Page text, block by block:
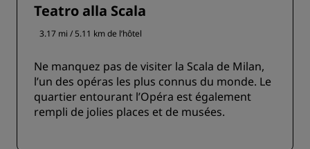
Teatro alla Scala
3.17 mi / 5.11 km de l’hôtel
Ne manquez pas de visiter la Scala de Milan,
l’un des opéras les plus connus du monde. Le
quartier entourant l’Opéra est également
rempli de jolies places et de musées.